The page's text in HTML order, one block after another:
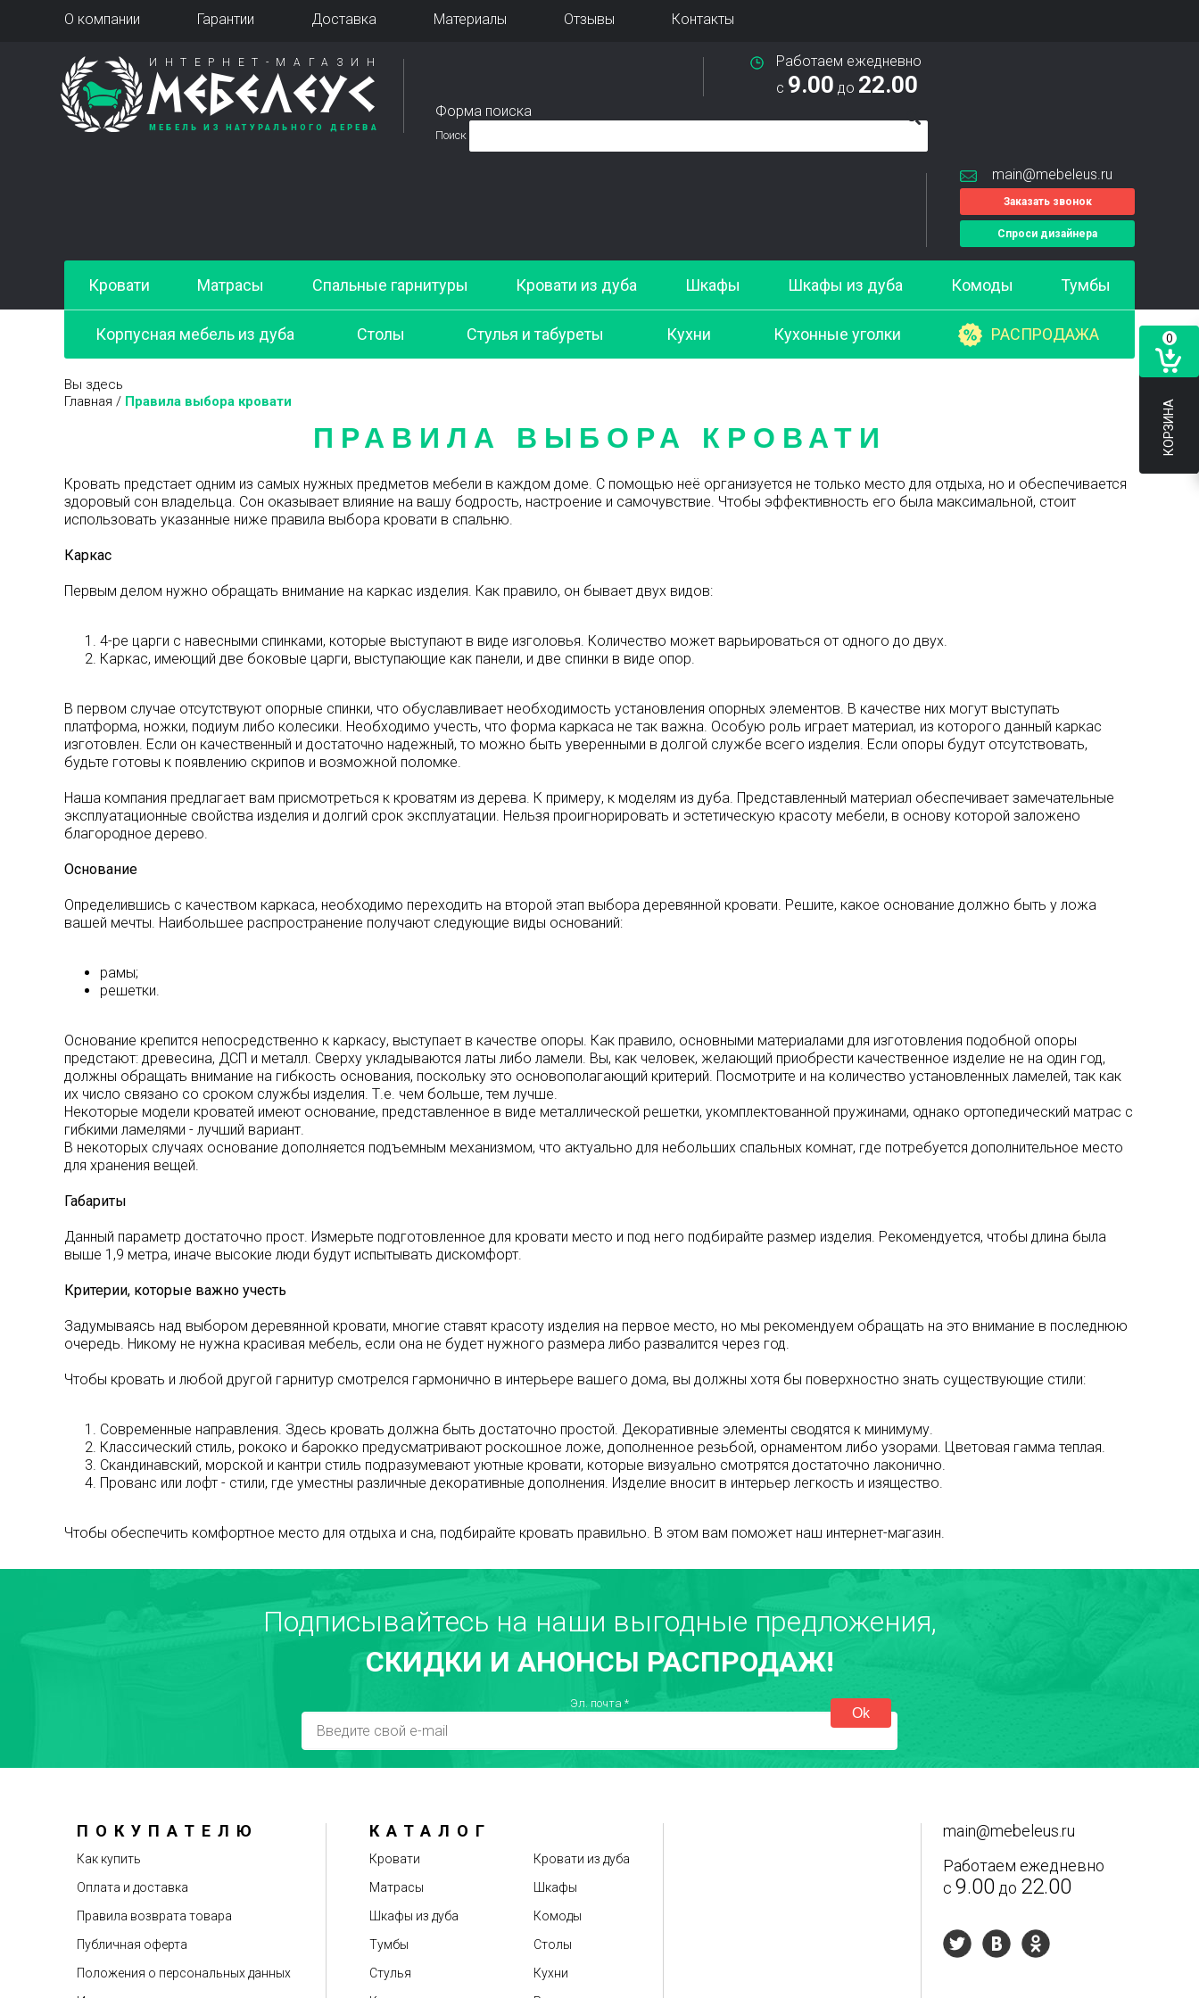
О компании Гарантии Доставка Материалы Отзывы Контакты
ИНТЕРНЕТ-МАГАЗИН
МЕБЕЛЕУС
МЕБЕЛЬ ИЗ НАТУРАЛЬНОГО ДЕРЕВА
Работаем ежедневно
с 9.00 до 22.00
Форма поиска
Поиск
main@mebeleus.ru
Заказать звонок
Спроси дизайнера
Кровати Матрасы Спальные гарнитуры Кровати из дуба Шкафы Шкафы из дуба Комоды Тумбы
Корпусная мебель из дуба Столы Стулья и табуреты Кухни Кухонные уголки РАСПРОДАЖА
Вы здесь
Главная / Правила выбора кровати
ПРАВИЛА ВЫБОРА КРОВАТИ
Кровать предстает одним из самых нужных предметов мебели в каждом доме. С помощью неё организуется не только место для отдыха, но и обеспечивается
здоровый сон владельца. Сон оказывает влияние на вашу бодрость, настроение и самочувствие. Чтобы эффективность его была максимальной, стоит
использовать указанные ниже правила выбора кровати в спальню.
Каркас
Первым делом нужно обращать внимание на каркас изделия. Как правило, он бывает двух видов:
4-ре царги с навесными спинками, которые выступают в виде изголовья. Количество может варьироваться от одного до двух.
Каркас, имеющий две боковые царги, выступающие как панели, и две спинки в виде опор.
В первом случае отсутствуют опорные спинки, что обуславливает необходимость установления опорных элементов. В качестве них могут выступать
платформа, ножки, подиум либо колесики. Необходимо учесть, что форма каркаса не так важна. Особую роль играет материал, из которого данный каркас
изготовлен. Если он качественный и достаточно надежный, то можно быть уверенными в долгой службе всего изделия. Если опоры будут отсутствовать,
будьте готовы к появлению скрипов и возможной поломке.
Наша компания предлагает вам присмотреться к кроватям из дерева. К примеру, к моделям из дуба. Представленный материал обеспечивает замечательные
эксплуатационные свойства изделия и долгий срок эксплуатации. Нельзя проигнорировать и эстетическую красоту мебели, в основу которой заложено
благородное дерево.
Основание
Определившись с качеством каркаса, необходимо переходить на второй этап выбора деревянной кровати. Решите, какое основание должно быть у ложа
вашей мечты. Наибольшее распространение получают следующие виды оснований:
рамы;
решетки.
Основание крепится непосредственно к каркасу, выступает в качестве опоры. Как правило, основными материалами для изготовления подобной опоры
предстают: древесина, ДСП и металл. Сверху укладываются латы либо ламели. Вы, как человек, желающий приобрести качественное изделие не на один год,
должны обращать внимание на гибкость основания, поскольку это основополагающий критерий. Посмотрите и на количество установленных ламелей, так как
их число связано со сроком службы изделия. Т.е. чем больше, тем лучше.
Некоторые модели кроватей имеют основание, представленное в виде металлической решетки, укомплектованной пружинами, однако ортопедический матрас с
гибкими ламелями - лучший вариант.
В некоторых случаях основание дополняется подъемным механизмом, что актуально для небольших спальных комнат, где потребуется дополнительное место
для хранения вещей.
Габариты
Данный параметр достаточно прост. Измерьте подготовленное для кровати место и под него подбирайте размер изделия. Рекомендуется, чтобы длина была
выше 1,9 метра, иначе высокие люди будут испытывать дискомфорт.
Критерии, которые важно учесть
Задумываясь над выбором деревянной кровати, многие ставят красоту изделия на первое место, но мы рекомендуем обращать на это внимание в последнюю
очередь. Никому не нужна красивая мебель, если она не будет нужного размера либо развалится через год.
Чтобы кровать и любой другой гарнитур смотрелся гармонично в интерьере вашего дома, вы должны хотя бы поверхностно знать существующие стили:
Современные направления. Здесь кровать должна быть достаточно простой. Декоративные элементы сводятся к минимуму.
Классический стиль, рококо и барокко предусматривают роскошное ложе, дополненное резьбой, орнаментом либо узорами. Цветовая гамма теплая.
Скандинавский, морской и кантри стиль подразумевают уютные кровати, которые визуально смотрятся достаточно лаконично.
Прованс или лофт - стили, где уместны различные декоративные дополнения. Изделие вносит в интерьер легкость и изящество.
Чтобы обеспечить комфортное место для отдыха и сна, подбирайте кровать правильно. В этом вам поможет наш интернет-магазин.
Подписывайтесь на наши выгодные предложения,
СКИДКИ И АНОНСЫ РАСПРОДАЖ!
Эл. почта *
ПОКУПАТЕЛЮ
Как купить
Оплата и доставка
Правила возврата товара
Публичная оферта
Положения о персональных данных
КАТАЛОГ
Кровати
Кровати из дуба
Матрасы
Шкафы
Шкафы из дуба
Комоды
Тумбы
Столы
Стулья
Кухни
main@mebeleus.ru
Работаем ежедневно
с 9.00 до 22.00
0
КОРЗИНА